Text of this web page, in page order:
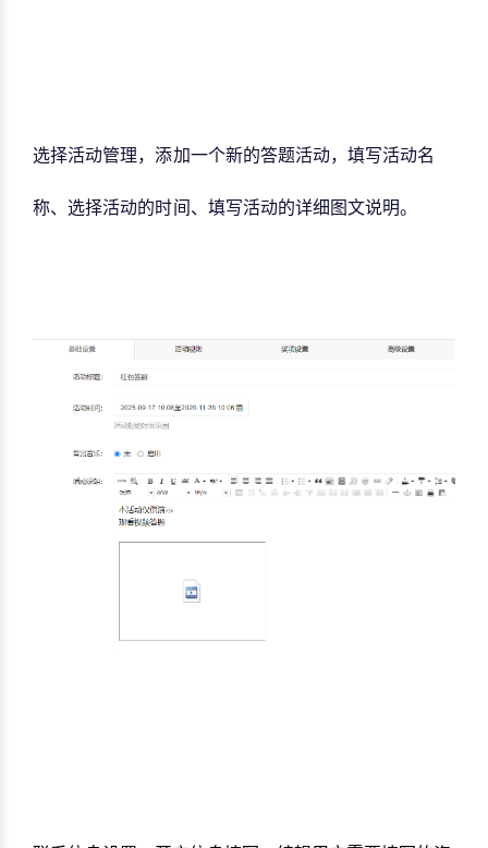
选择活动管理，添加一个新的答题活动，填写活动名
称、选择活动的时间、填写活动的详细图文说明。